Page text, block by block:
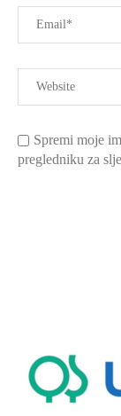
Spremi moje
pregledniku za